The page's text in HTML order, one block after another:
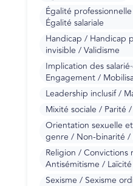
Égalité
Égalité salariale
Handicap / Handicap
invisible / Validisme
Implication des
Engagement /
Leadership inclusif /
Mixité sociale / Parité
Orientation sexuelle
genre / Non-binarité /
Religion / Convictions
Antisémitisme /
Sexisme / Sexisme